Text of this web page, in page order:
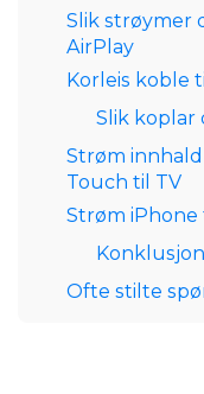
Slik strøymer
AirPlay
Korleis koble
Slik koplar
Strøm innhald
Touch til TV
Strøm iPhone
Konklusjon
Ofte stilte